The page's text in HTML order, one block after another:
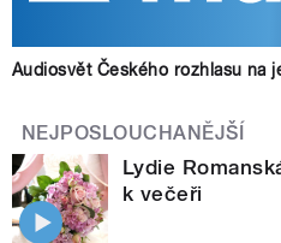
Audiosvět Českého rozhlasu na
NEJPOSLOUCHANĚJŠÍ
Lydie
k večeři